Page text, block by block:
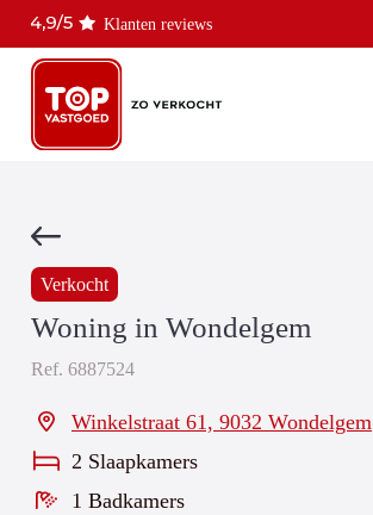
Klanten reviews
Verkocht
Woning in Wondelgem
Ref. 6887524
Winkelstraat 61, 9032 Wondelgem
2 Slaapkamers
1 Badkamers